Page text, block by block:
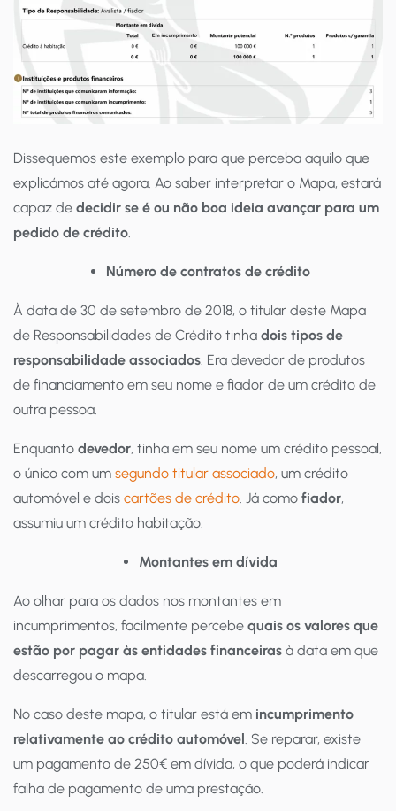
Dissequemos este exemplo para que perceba aquilo que
explicámos até agora. Ao saber interpretar o Mapa, estará
capaz de decidir se é ou não boa ideia avançar para um
pedido de crédito.
Número de contratos de crédito
À data de 30 de setembro de 2018, o titular deste Mapa
de Responsabilidades de Crédito tinha dois tipos de
responsabilidade associados. Era devedor de produtos
de financiamento em seu nome e fiador de um crédito de
outra pessoa.
Enquanto devedor, tinha em seu nome um crédito pessoal,
o único com um segundo titular associado, um crédito
automóvel e dois cartões de crédito. Já como fiador,
assumiu um crédito habitação.
Montantes em dívida
Ao olhar para os dados nos montantes em
incumprimentos, facilmente percebe quais os valores que
estão por pagar às entidades financeiras à data em que
descarregou o mapa.
No caso deste mapa, o titular está em incumprimento
relativamente ao crédito automóvel. Se reparar, existe
um pagamento de 250€ em dívida, o que poderá indicar
falha de pagamento de uma prestação.